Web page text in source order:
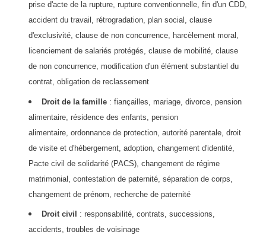
prise d'acte de la rupture, rupture conventionnelle, fin d'un CDD,
accident du travail, rétrogradation, plan social, clause
d'exclusivité, clause de non concurrence, harcèlement moral,
licenciement de salariés protégés, clause de mobilité, clause
de non concurrence, modification d'un élément substantiel du
contrat, obligation de reclassement
Droit de la famille : fiançailles, mariage, divorce, pension
alimentaire, résidence des enfants, pension
alimentaire, ordonnance de protection, autorité parentale, droit
de visite et d'hébergement, adoption, changement d'identité,
Pacte civil de solidarité (PACS), changement de régime
matrimonial, contestation de paternité, séparation de corps,
changement de prénom, recherche de paternité
Droit civil
: responsabilité, contrats, successions,
accidents, troubles de voisinage